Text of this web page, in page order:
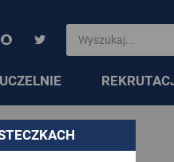
UCZELNIE